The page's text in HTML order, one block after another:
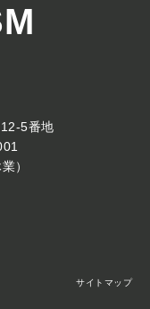
5番地
）
サイトマップ